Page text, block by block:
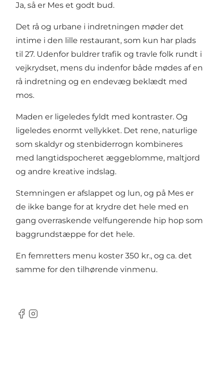
Ja, så er Mes et godt bud.
Det rå og urbane i indretningen møder det
intime i den lille restaurant, som kun har plads
til 27. Udenfor buldrer trafik og travle folk rundt i
vejkrydset, mens du indenfor både mødes af en
rå indretning og en endevæg beklædt med
mos.
Maden er ligeledes fyldt med kontraster. Og
ligeledes enormt vellykket. Det rene, naturlige
som skaldyr og stenbiderrogn kombineres
med langtidspocheret æggeblomme, maltjord
og andre kreative indslag.
Stemningen er afslappet og lun, og på Mes er
de ikke bange for at krydre det hele med en
gang overraskende velfungerende hip hop som
baggrundstæppe for det hele.
En femretters menu koster 350 kr., og ca. det
samme for den tilhørende vinmenu.
Facebook
Instagram